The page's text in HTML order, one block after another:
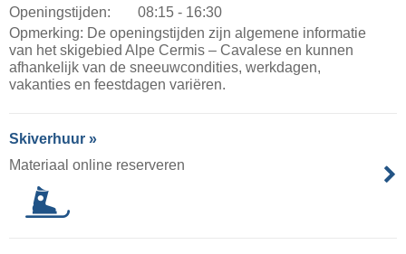
Openingstijden:
08:15 - 16:30
Opmerking: De openingstijden zijn algemene informatie
van het skigebied Alpe Cermis – Cavalese en kunnen
afhankelijk van de sneeuwcondities, werkdagen,
vakanties en feestdagen variëren.
Skiverhuur »
Materiaal online reserveren